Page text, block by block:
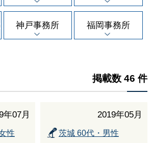
神戸事務所 福岡事務所
掲載数 46 件
年07月
性
2019年05月
茨城 60代・男性